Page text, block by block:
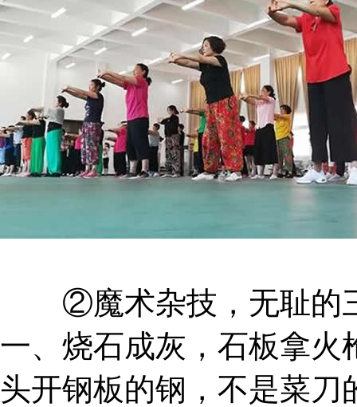
②魔术杂技，无耻的
一、烧石成灰，石板拿火
头开钢板的钢，不是菜